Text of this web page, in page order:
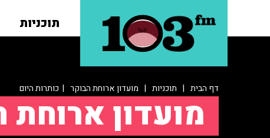
תוכניות
דף הבית | תוכניות | מועדון ארוחת הבוקר | כותרות היום
מועדון ארוחת